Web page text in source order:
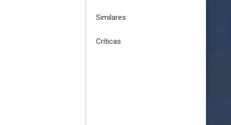
Similares
Críticas